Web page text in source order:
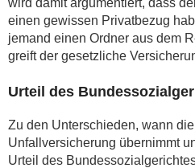
wird damit argumentiert, dass
einen gewissen Privatbezug
jemand einen Ordner aus dem
greift der gesetzliche
Urteil des
Zu den Unterschieden, wann
Unfallversicherung übernimmt
Urteil des